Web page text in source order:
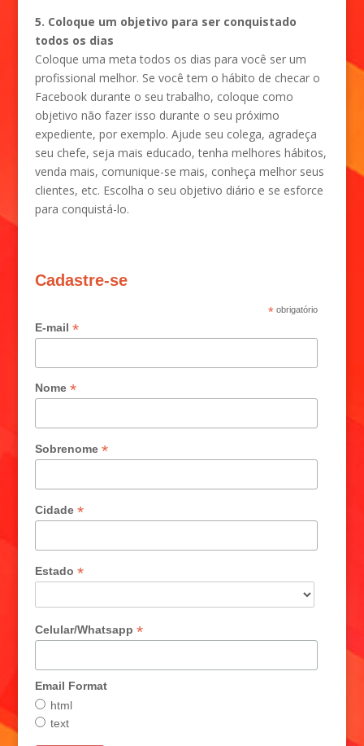
5. Coloque um objetivo para ser conquistado
todos os dias
Coloque uma meta todos os dias para você ser um
profissional melhor. Se você tem o hábito de checar o
Facebook durante o seu trabalho, coloque como
objetivo não fazer isso durante o seu próximo
expediente, por exemplo. Ajude seu colega, agradeça
seu chefe, seja mais educado, tenha melhores hábitos,
venda mais, comunique-se mais, conheça melhor seus
clientes, etc. Escolha o seu objetivo diário e se esforce
para conquistá-lo.
Cadastre-se
*obrigatório
E-mail *
Nome *
Sobrenome *
Cidade *
Estado *
Celular/Whatsapp *
Email Format
html
text